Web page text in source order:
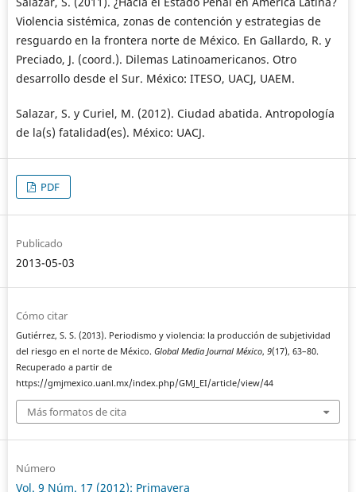
Violencia sistémica, zonas de contención y estrategias de
resguardo en la frontera norte de México. En Gallardo, R. y
Preciado, J. (coord.). Dilemas Latinoamericanos. Otro
desarrollo desde el Sur. México: ITESO, UACJ, UAEM.
Salazar, S. y Curiel, M. (2012). Ciudad abatida. Antropología
de la(s) fatalidad(es). México: UACJ.
PDF
Publicado
2013-05-03
Cómo citar
Gutiérrez, S. S. (2013). Periodismo y violencia: la producción de subjetividad
del riesgo en el norte de México. Global Media Journal México, 9(17), 63–80.
Recuperado a partir de
https://gmjmexico.uanl.mx/index.php/GMJ_EI/article/view/44
Más formatos de cita
Número
Vol. 9 Núm. 17 (2012): Primavera